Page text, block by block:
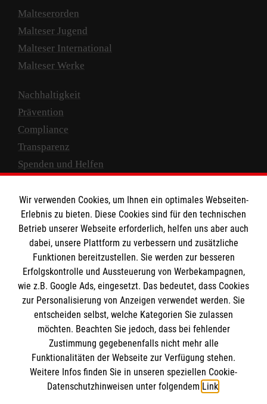
Malteserorden
Malteser Jugend
Malteser International
Malteser Werke
Nachhaltigkeit
Prävention
Compliance
Transparenz
Spenden und Helfen
Empfänger: Malteser Hilfsdienst e.V.
IBAN: DE10 3706 0120 1201 2000 12
BIC: GENODED 1PA7
Newsletter abonnieren
Wir verwenden Cookies, um Ihnen ein optimales Webseiten-
Erlebnis zu bieten. Diese Cookies sind für den technischen
Betrieb unserer Webseite erforderlich, helfen uns aber auch
dabei, unsere Plattform zu verbessern und zusätzliche
Funktionen bereitzustellen. Sie werden zur besseren
Erfolgskontrolle und Aussteuerung von Werbekampagnen,
wie z.B. Google Ads, eingesetzt. Das bedeutet, dass Cookies
zur Personalisierung von Anzeigen verwendet werden. Sie
entscheiden selbst, welche Kategorien Sie zulassen
möchten. Beachten Sie jedoch, dass bei fehlender
Zustimmung gegebenenfalls nicht mehr alle
Funktionalitäten der Webseite zur Verfügung stehen.
Weitere Infos finden Sie in unseren speziellen Cookie-
Datenschutzhinweisen unter folgendem Link.